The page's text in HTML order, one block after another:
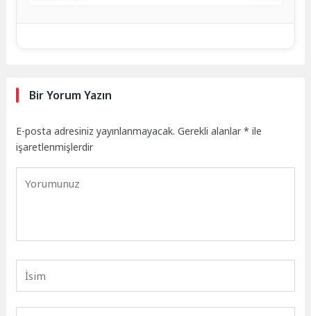
Bir Yorum Yazın
E-posta adresiniz yayınlanmayacak. Gerekli alanlar* ile
işaretlenmişlerdir